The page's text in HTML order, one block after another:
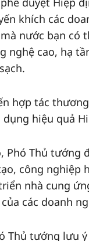
khích các
nước bạn có
nghệ cao, hạ
hợp tác
hiệu quả
Phó Thủ tướng
công nghiệp
nhà cung
các doanh
Thủ tướng lưu